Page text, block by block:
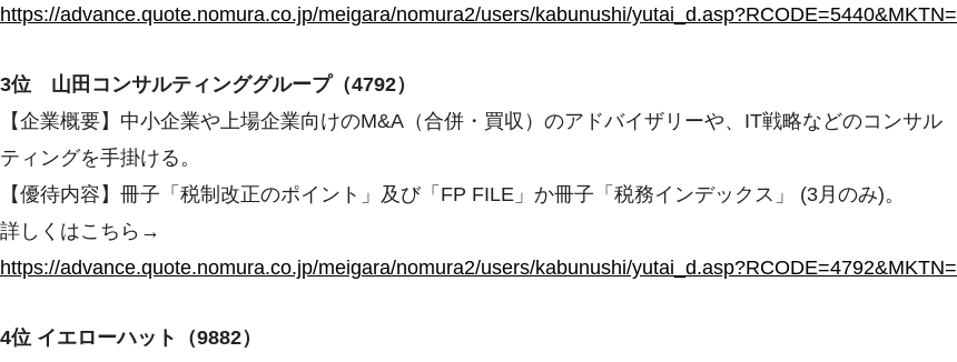
https://advance.quote.nomura.co.jp/meigara/nomura2/users/kabunushi/yutai_d.asp?RCODE=5440&MKTN=
3位 山田コンサルティンググループ（4792）
【企業概要】中小企業や上場企業向けのM&A（合併・買収）のアドバイザリーや、IT戦略などのコンサル
ティングを手掛ける。
【優待内容】冊子「税制改正のポイント」及び「FP FILE」か冊子「税務インデックス」 (3月のみ)。
詳しくはこちら→
https://advance.quote.nomura.co.jp/meigara/nomura2/users/kabunushi/yutai_d.asp?RCODE=4792&MKTN=
4位 イエローハット（9882）